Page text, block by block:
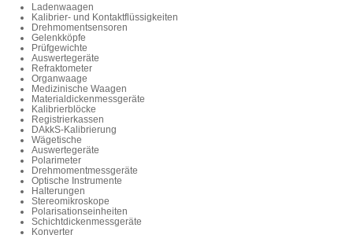
Ladenwaagen
Kalibrier- und Kontaktflüssigkeiten
Drehmomentsensoren
Gelenkköpfe
Prüfgewichte
Auswertegeräte
Refraktometer
Organwaage
Medizinische Waagen
Materialdickenmessgeräte
Kalibrierblöcke
Registrierkassen
DAkkS-Kalibrierung
Wägetische
Auswertegeräte
Polarimeter
Drehmomentmessgeräte
Optische Instrumente
Halterungen
Stereomikroskope
Polarisationseinheiten
Schichtdickenmessgeräte
Konverter